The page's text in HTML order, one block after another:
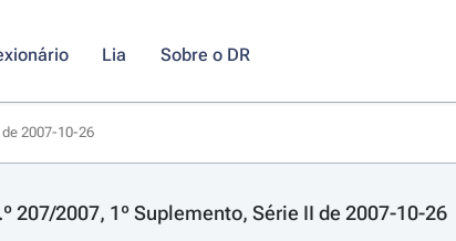
Lia Sobre o DR
de 2007-10-26
207/2007, 1º Suplemento, Série II de 2007-10-26